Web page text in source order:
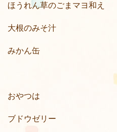
ほうれん草のごまマヨ和え
大根のみそ汁
みかん缶
おやつは
ブドウゼリー